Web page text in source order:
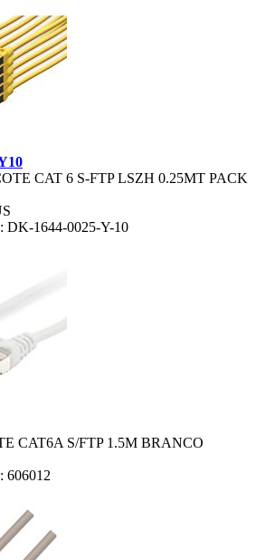
CAT 6 S-FTP LSZH 0.25MT PACK
: DK-1644-0025-Y-10
CAT6A S/FTP 1.5M BRANCO
: 606012